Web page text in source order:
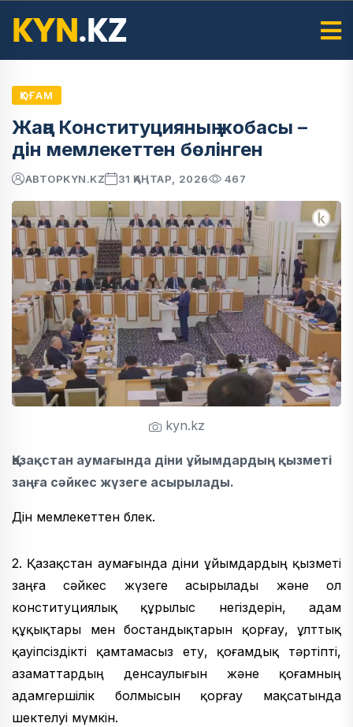
ҚОҒАМ
Жаңа Конституцияның жобасы –
дін мемлекеттен бөлінген
АВТОРKYN.KZ 31 ҚАҢТАР, 2026 467
kyn.kz
Қазақстан аумағында діни ұйымдардың қызметі
заңға сәйкес жүзеге асырылады.
Дін мемлекеттен бөлек.
2. Қазақстан аумағында діни ұйымдардың қызметі
заңға сәйкес жүзеге асырылады және ол
конституциялық құрылыс негіздерін, адам
құқықтары мен бостандықтарын қорғау, ұлттық
қауіпсіздікті қамтамасыз ету, қоғамдық тәртіпті,
азаматтардың денсаулығын және қоғамның
адамгершілік болмысын қорғау мақсатында
шектелуі мүмкін.